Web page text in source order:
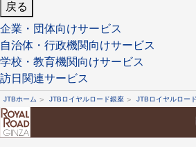
戻る
企業・団体向けサービス
自治体・行政機関向けサービス
学校・教育機関向けサービス
訪日関連サービス
JTBホーム JTBロイヤルロード銀座 JTBロイヤルロー